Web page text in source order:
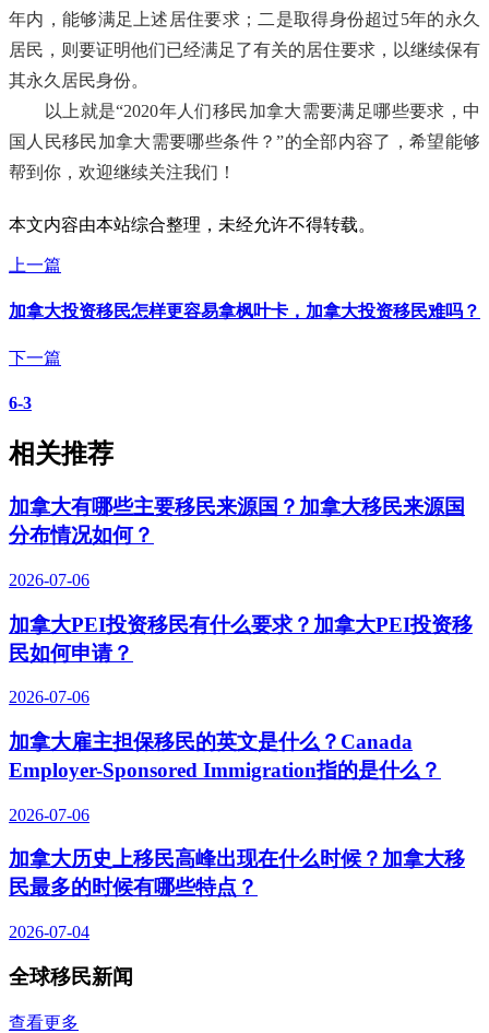
年内，能够满足上述居住要求；二是取得身份超过5年的永久
居民，则要证明他们已经满足了有关的居住要求，以继续保有
其永久居民身份。
以上就是“2020年人们移民加拿大需要满足哪些要求，中
国人民移民加拿大需要哪些条件？”的全部内容了，希望能够
帮到你，欢迎继续关注我们！
本文内容由本站综合整理，未经允许不得转载。
上一篇
加拿大投资移民怎样更容易拿枫叶卡，加拿大投资移民难吗？
下一篇
6-3
相关推荐
加拿大有哪些主要移民来源国？加拿大移民来源国
分布情况如何？
2026-07-06
加拿大PEI投资移民有什么要求？加拿大PEI投资移
民如何申请？
2026-07-06
加拿大雇主担保移民的英文是什么？Canada
Employer-Sponsored Immigration指的是什么？
2026-07-06
加拿大历史上移民高峰出现在什么时候？加拿大移
民最多的时候有哪些特点？
2026-07-04
全球移民新闻
查看更多